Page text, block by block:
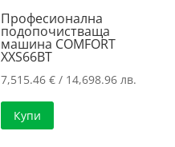
Професионална
подопочистваща
машина COMFORT
XXS66BT
7,515.46€ / 14,698.96 лв.
Купи